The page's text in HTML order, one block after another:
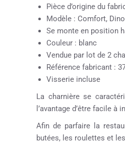
Pièce d’origine du
Modèle : Comfort,
Se monte en position
Couleur : blanc
Vendue par lot de 2
Référence fabricant :
Visserie incluse
La charnière se
l’avantage d’être facile à
Afin de parfaire la
butées, les roulettes et